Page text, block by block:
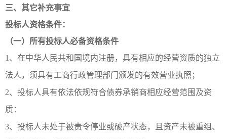
三、其它补充事宜
投标人资格条件：
（一）所有投标人必备资格条件
1、在中华人民共和国境内注册，具有相应的经营资质的独立
法人，须具有工商行政管理部门颁发的有效营业执照；
2、投标人具有依法依规符合债券承销商相应经营范围及资
质：
3、投标人未处于被责令停业或破产状态，且资产未被重组、